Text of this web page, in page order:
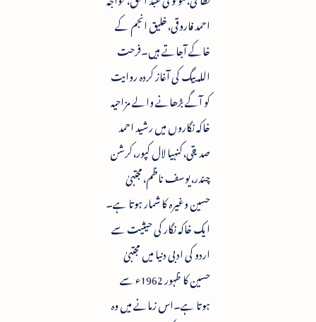
احمد فاروقی،خلیق انجم کے
خاکے آجاتے ہیں۔فرحت
اللہ بیگ کی آغاز کردہ روایت
کو آگے بڑھانے والے مزاحیہ
خاکہ نگاروں میں رشید احمد
صدیقی،کنہیا لال کپور،کرشن
چندر،یوسف ناظم،مجتبیٰ
حسین وغیرہ کا شمار ہوتا ہے۔
ایک خاکہ نگار کی حیثیت سے
اردو کی ادبی دنیا میں مجتبیٰ
حسین کا ظہور 1962ء سے
ہوتا ہے۔اس زمانے میں وہ